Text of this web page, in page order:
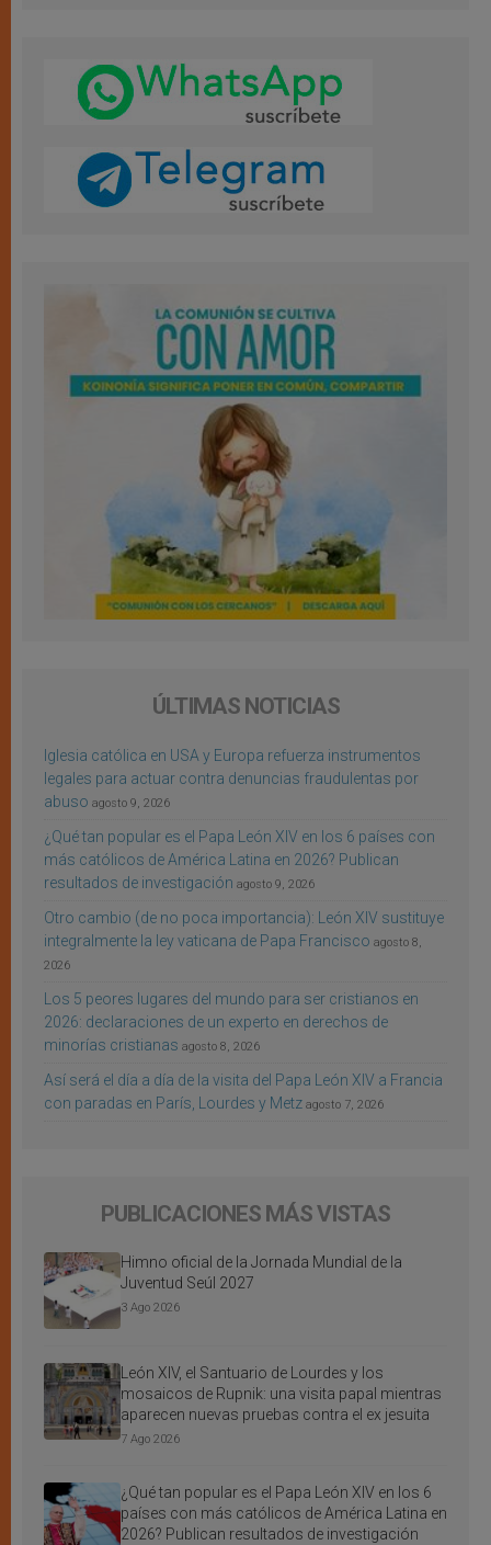
ÚLTIMAS NOTICIAS
Iglesia católica en USA y Europa refuerza instrumentos
legales para actuar contra denuncias fraudulentas por
abuso agosto 9, 2026
¿Qué tan popular es el Papa León XIV en los 6 países con
más católicos de América Latina en 2026? Publican
resultados de investigación agosto 9, 2026
Otro cambio (de no poca importancia): León XIV sustituye
integralmente la ley vaticana de Papa Francisco agosto 8,
2026
Los 5 peores lugares del mundo para ser cristianos en
2026: declaraciones de un experto en derechos de
minorías cristianas agosto 8, 2026
Así será el día a día de la visita del Papa León XIV a Francia
con paradas en París, Lourdes y Metz agosto 7, 2026
PUBLICACIONES MÁS VISTAS
Himno oficial de la Jornada Mundial de la
Juventud Seúl 2027
3 Ago 2026
León XIV, el Santuario de Lourdes y los
mosaicos de Rupnik: una visita papal mientras
aparecen nuevas pruebas contra el ex jesuita
7 Ago 2026
¿Qué tan popular es el Papa León XIV en los 6
países con más católicos de América Latina en
2026? Publican resultados de investigación